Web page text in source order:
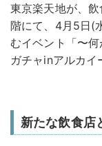
東京楽天地が、
階にて、4月5日(
むイベント「〜
ガチャinアルカイ
新たな飲食店